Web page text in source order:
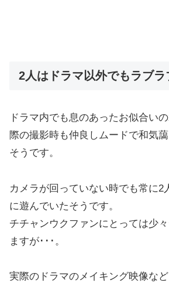
2人はドラマ以外でもラブラ
ドラマ内でも息のあったお似合い
際の撮影時も仲良しムードで和気
そうです。
カメラが回っていない時でも常に2
に遊んでいたそうです。
チチャンウクファンにとっては少
ますが･･･。
実際のドラマのメイキング映像な